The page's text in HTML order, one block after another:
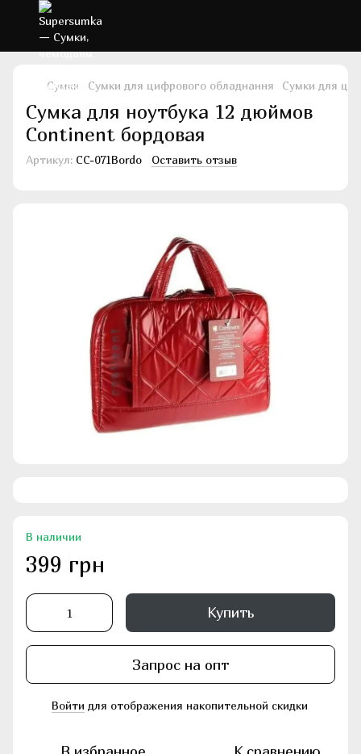
Сумки Сумки для цифрового обладнання Сумки для
Сумка для ноутбука 12 дюймов
Continent бордовая
Артикул: CC-071Bordo Оставить отзыв
В наличии
399 грн
Купить
Запрос на опт
Войти для отображения накопительной скидки